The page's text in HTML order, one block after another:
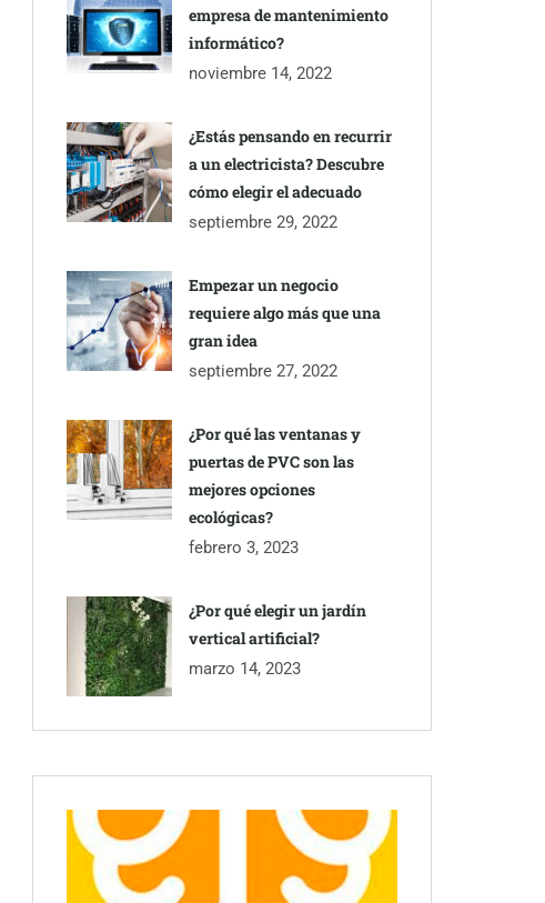
empresa de mantenimiento
informático?
noviembre 14, 2022
¿Estás pensando en recurrir
a un electricista? Descubre
cómo elegir el adecuado
septiembre 29, 2022
Empezar un negocio
requiere algo más que una
gran idea
septiembre 27, 2022
¿Por qué las ventanas y
puertas de PVC son las
mejores opciones
ecológicas?
febrero 3, 2023
¿Por qué elegir un jardín
vertical artificial?
marzo 14, 2023